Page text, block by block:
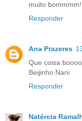
muito
Responder
Ana Prazeres
Que coisa
Beijinho Nani
Responder
Natércia